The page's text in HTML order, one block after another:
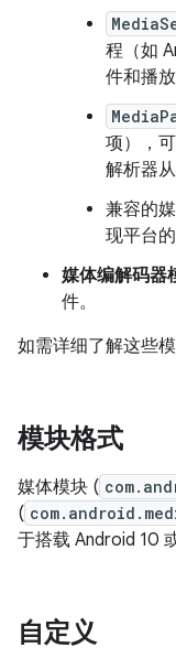
程（如
件和播放
项），
解析器
兼容的
现平台
媒体编解码器
件。
如需详细了解这些
模块格式
媒体模块 (
(
于搭载 Android 10
自定义